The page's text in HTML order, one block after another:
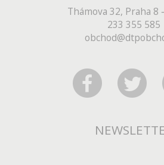
Thámova 32, Praha 8
233 355 585